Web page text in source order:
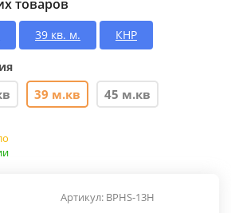
товаров
39 кв. м. КНР
39 м.кв 45 м.кв
Артикул: BPHS-13H